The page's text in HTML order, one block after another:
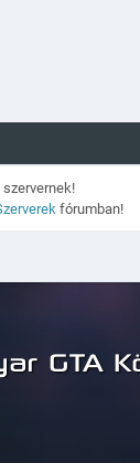
fórumban!
GTA